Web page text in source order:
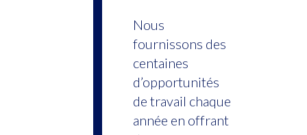
Nous
fournissons des
centaines
d’opportunités
de travail chaque
année en offrant